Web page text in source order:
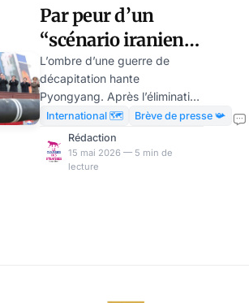
Par peur d’un
“scénario iranien”,
Kim Jong Un
constitutionnalise
la riposte atomique
L’ombre d’une guerre de
décapitation hante
Pyongyang. Après l’élimination
d’Ali Khamenei, Kim Jong Un
verrouille son pouvoir par une
clause apocalyptique. En cas
d’attaque contre lui, l’armée
International 🗺️
Brève de presse 📯
Rédaction
15 mai 2026 — 5 min de
lecture